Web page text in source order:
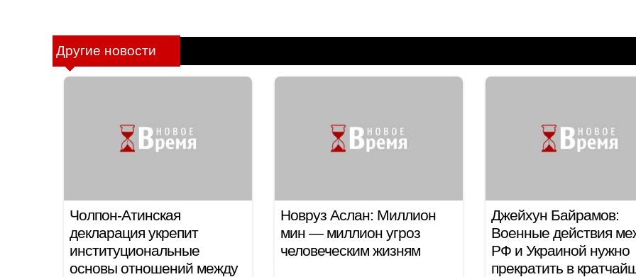
Другие новости
Чолпон-Атинская
декларация укрепит
институциональные
основы отношений между
Новруз Аслан: Миллион
мин — миллион угроз
человеческим жизням
Джейхун Байрамов:
Военные действия
РФ и Украиной нужно
прекратить в